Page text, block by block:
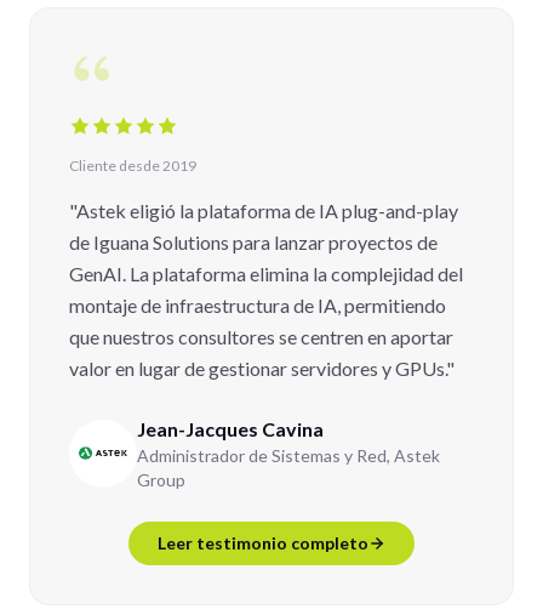
Cliente desde 2019
"Astek eligió la plataforma de IA plug-and-play
de Iguana Solutions para lanzar proyectos de
GenAI. La plataforma elimina la complejidad del
montaje de infraestructura de IA, permitiendo
que nuestros consultores se centren en aportar
valor en lugar de gestionar servidores y GPUs."
Jean-Jacques Cavina
Administrador de Sistemas y Red, Astek
Group
Leer testimonio completo